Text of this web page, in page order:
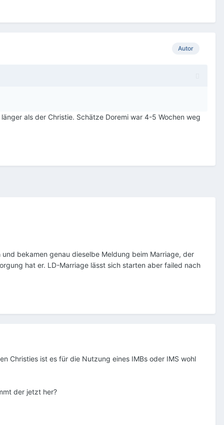
Autor
als der Christie. Schätze Doremi war 4-5 Wochen weg
bekamen genau dieselbe Meldung beim Marriage, der
hat er. LD-Marriage lässt sich starten aber failed nach
Christies ist es für die Nutzung eines IMBs oder IMS wohl
der jetzt her?